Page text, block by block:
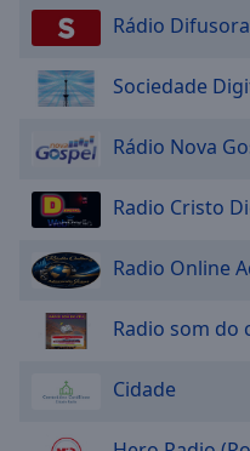
Opacity
Font
Style
Rádio
Sociedade
Rádio Nova
Radio Cristo
Radio Online
Radio som do
Cidade